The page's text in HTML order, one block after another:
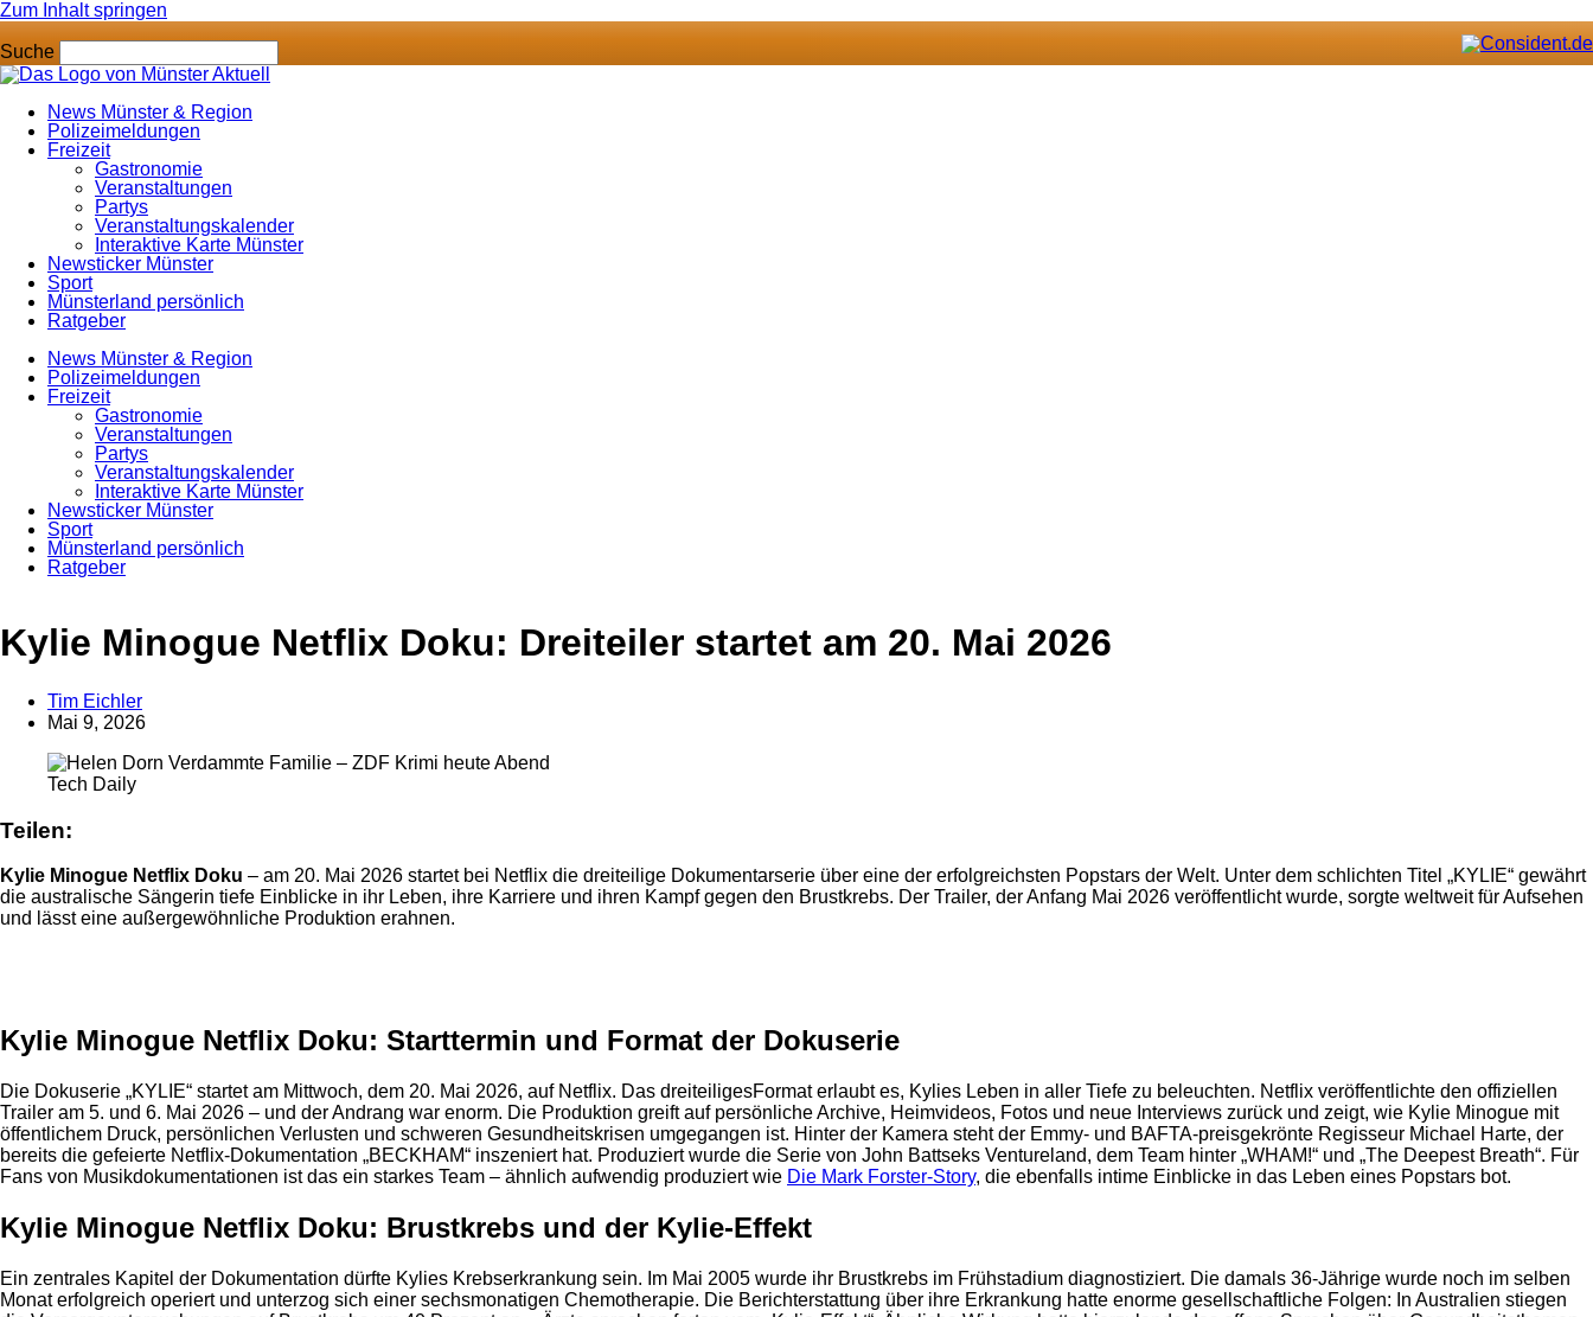
Zum Inhalt springen
Suche
News Münster & Region
Polizeimeldungen
Freizeit
Gastronomie
Veranstaltungen
Partys
Veranstaltungskalender
Interaktive Karte Münster
Newsticker Münster
Sport
Münsterland persönlich
Ratgeber
News Münster & Region
Polizeimeldungen
Freizeit
Gastronomie
Veranstaltungen
Partys
Veranstaltungskalender
Interaktive Karte Münster
Newsticker Münster
Sport
Münsterland persönlich
Ratgeber
Anzeige
Kylie Minogue Netflix Doku: Dreiteiler startet am 20. Mai 2026
Tim Eichler
Mai 9, 2026
Tech Daily
Teilen:
Kylie Minogue Netflix Doku – am 20. Mai 2026 startet bei Netflix die dreiteilige Dokumentarserie über eine der erfolgreichsten Popstars der Welt. Unter dem schlichten Titel „KYLIE“ gewährt
die australische Sängerin tiefe Einblicke in ihr Leben, ihre Karriere und ihren Kampf gegen den Brustkrebs. Der Trailer, der Anfang Mai 2026 veröffentlicht wurde, sorgte weltweit für Aufsehen
und lässt eine außergewöhnliche Produktion erahnen.
Kylie Minogue Netflix Doku: Starttermin und Format der Dokuserie
Die Dokuserie „KYLIE“ startet am Mittwoch, dem 20. Mai 2026, auf Netflix. Das dreiteiligesFormat erlaubt es, Kylies Leben in aller Tiefe zu beleuchten. Netflix veröffentlichte den offiziellen
Trailer am 5. und 6. Mai 2026 – und der Andrang war enorm. Die Produktion greift auf persönliche Archive, Heimvideos, Fotos und neue Interviews zurück und zeigt, wie Kylie Minogue mit
öffentlichem Druck, persönlichen Verlusten und schweren Gesundheitskrisen umgegangen ist. Hinter der Kamera steht der Emmy- und BAFTA-preisgekrönte Regisseur Michael Harte, der
bereits die gefeierte Netflix-Dokumentation „BECKHAM“ inszeniert hat. Produziert wurde die Serie von John Battseks Ventureland, dem Team hinter „WHAM!“ und „The Deepest Breath“. Für
Fans von Musikdokumentationen ist das ein starkes Team – ähnlich aufwendig produziert wie Die Mark Forster-Story, die ebenfalls intime Einblicke in das Leben eines Popstars bot.
Kylie Minogue Netflix Doku: Brustkrebs und der Kylie-Effekt
Ein zentrales Kapitel der Dokumentation dürfte Kylies Krebserkrankung sein. Im Mai 2005 wurde ihr Brustkrebs im Frühstadium diagnostiziert. Die damals 36-Jährige wurde noch im selben
Monat erfolgreich operiert und unterzog sich einer sechsmonatigen Chemotherapie. Die Berichterstattung über ihre Erkrankung hatte enorme gesellschaftliche Folgen: In Australien stiegen